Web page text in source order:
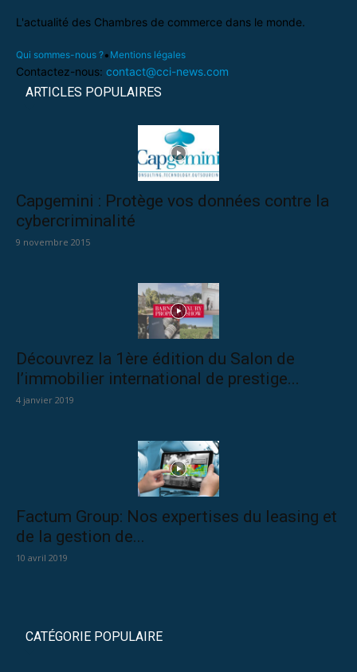
L'actualité des Chambres de commerce dans le monde.
Qui sommes-nous ?• Mentions légales
Contactez-nous: contact@cci-news.com
ARTICLES POPULAIRES
Capgemini : Protège vos données contre la
cybercriminalité
9 novembre 2015
Découvrez la 1ère édition du Salon de
l’immobilier international de prestige...
4 janvier 2019
Factum Group: Nos expertises du leasing et
de la gestion de...
10 avril 2019
CATÉGORIE POPULAIRE